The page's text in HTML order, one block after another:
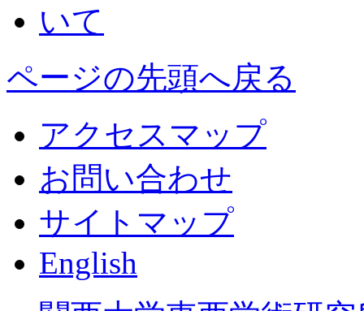
ページの先頭へ戻る
アクセスマップ
お問い合わせ
サイトマップ
English